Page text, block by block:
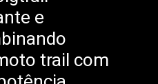
e
trail com